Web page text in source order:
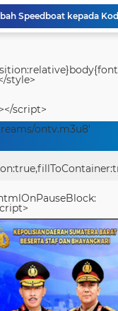
style>
script>
ontv.m3u8'